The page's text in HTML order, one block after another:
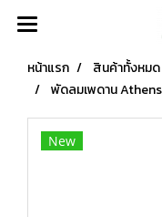
หน้าแรก สินค้าทั้งหมด
พัดลมเพดาน
New